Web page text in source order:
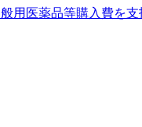
用医薬品等購入費を